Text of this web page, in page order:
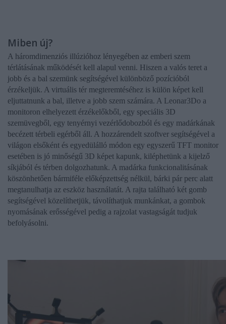
Miben új?
A háromdimenziós illúzióhoz lényegében az emberi szem
térlátásának működését kell alapul venni. Hiszen a valós teret a
jobb és a bal szemünk segítségével különböző pozícióból
érzékeljük. A virtuális tér megteremtéséhez is külön képet kell
eljuttatnunk a bal, illetve a jobb szem számára. A Leonar3Do a
monitoron elhelyezett érzékelőkből, egy speciális 3D
szemüvegből, egy tenyérnyi vezérlődobozból és egy madárkának
becézett térbeli egérből áll. A hozzárendelt szoftver segítségével a
világon elsőként és egyedülálló módon egy egyszerű TFT monitor
esetében is jó minőségű 3D képet kapunk, kiléphetünk a kijelző
síkjából és térben dolgozhatunk. A madárka funkcionalitásának
köszönhetően bármiféle előképzettség nélkül, bárki pár perc alatt
megtanulhatja az eszköz használatát. A rajta található két gomb
segítségével közelíthetjük, távolíthatjuk munkánkat, a gombok
nyomásának erősségével pedig a rajzolat vastagságát tudjuk
befolyásolni.